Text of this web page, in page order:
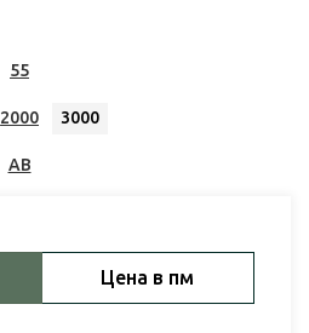
55
2000 3000
АВ
Цена в пм